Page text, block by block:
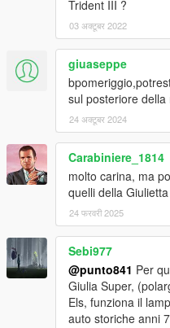
Trident III ?
03 अक्टूबर 2022
giuaseppe
sul posteriore
24 अक्टूबर 2024
Carabiniere_1814
molto carina, ma
quelli della
24 फरवरी 2025
Sebi977
@punto841 Per
Giulia Super,
Els, funziona il
auto storiche anni